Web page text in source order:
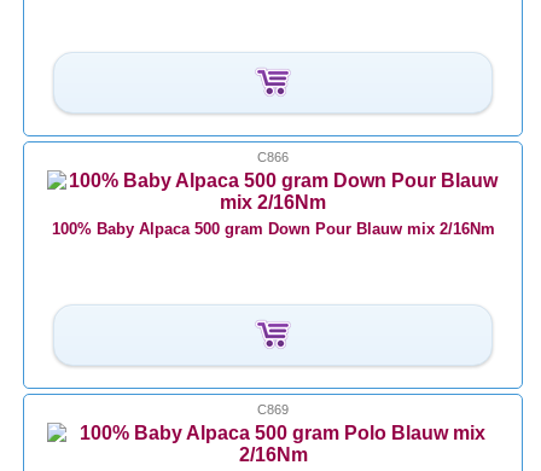
C866
100% Baby Alpaca 500 gram Down Pour Blauw mix 2/16Nm
C869